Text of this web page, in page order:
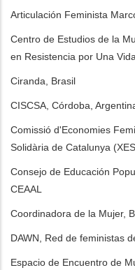
Articulación Feminista
Centro de Estudios de la
en Resistencia por Una
Ciranda, Brasil
CISCSA, Córdoba,
Comissió d'Economies
Solidària de Catalunya
Consejo de Educación
CEAAL
Coordinadora de la Mujer,
DAWN, Red de feministas
Espacio de Encuentro de